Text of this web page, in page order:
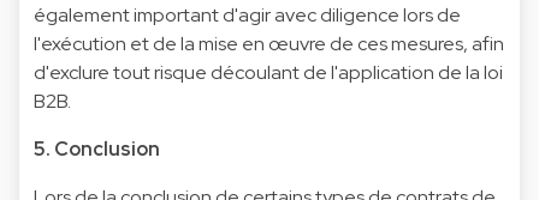
également important d'agir avec diligence lors de
l'exécution et de la mise en œuvre de ces mesures, afin
d'exclure tout risque découlant de l'application de la loi
B2B.
5. Conclusion